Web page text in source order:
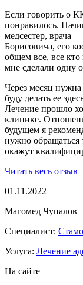
Если говорить о
понравилось.
медсестер, врача
Борисовича, его
общем все, все
мне сделали одну
Через месяц
буду делать ее
Лечение прошло
клинике.
будущем я
нужно обращаться
окажут
Читать весь отзыв
01.11.2022
Магомед Чупалов
Специалист:
Услуга: Лечение
На сайте